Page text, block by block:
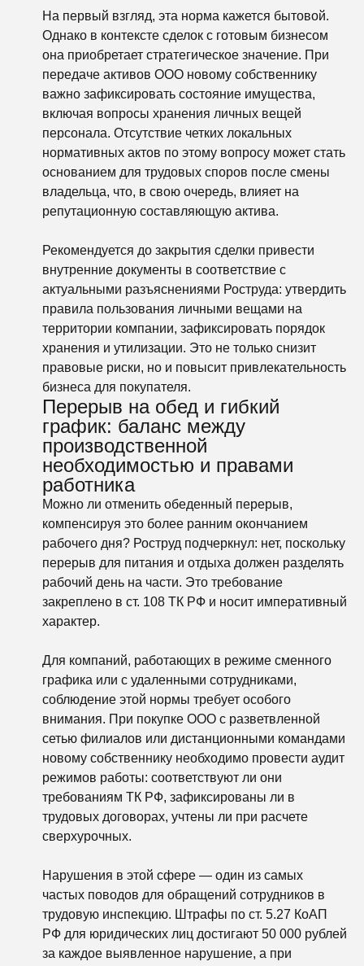
На первый взгляд, эта норма кажется бытовой.
Однако в контексте сделок с готовым бизнесом
она приобретает стратегическое значение. При
передаче активов ООО новому собственнику
важно зафиксировать состояние имущества,
включая вопросы хранения личных вещей
персонала. Отсутствие четких локальных
нормативных актов по этому вопросу может стать
основанием для трудовых споров после смены
владельца, что, в свою очередь, влияет на
репутационную составляющую актива.
Рекомендуется до закрытия сделки привести
внутренние документы в соответствие с
актуальными разъяснениями Роструда: утвердить
правила пользования личными вещами на
территории компании, зафиксировать порядок
хранения и утилизации. Это не только снизит
правовые риски, но и повысит привлекательность
бизнеса для покупателя.
Перерыв на обед и гибкий
график: баланс между
производственной
необходимостью и правами
работника
Можно ли отменить обеденный перерыв,
компенсируя это более ранним окончанием
рабочего дня? Роструд подчеркнул: нет, поскольку
перерыв для питания и отдыха должен разделять
рабочий день на части. Это требование
закреплено в ст. 108 ТК РФ и носит императивный
характер.
Для компаний, работающих в режиме сменного
графика или с удаленными сотрудниками,
соблюдение этой нормы требует особого
внимания. При покупке ООО с разветвленной
сетью филиалов или дистанционными командами
новому собственнику необходимо провести аудит
режимов работы: соответствуют ли они
требованиям ТК РФ, зафиксированы ли в
трудовых договорах, учтены ли при расчете
сверхурочных.
Нарушения в этой сфере — один из самых
частых поводов для обращений сотрудников в
трудовую инспекцию. Штрафы по ст. 5.27 КоАП
РФ для юридических лиц достигают 50 000 рублей
за каждое выявленное нарушение, а при